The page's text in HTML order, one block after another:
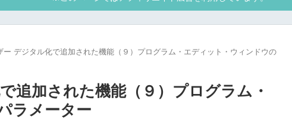
ー デジタル化で追加された機能（９）プログラム・エディット・ウィンドウの
追加された機能（９）プログラム・
ラメーター